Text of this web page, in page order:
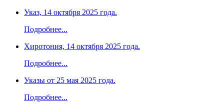
Указ, 14 октября 2025 года.
Подробнее...
Хиротония, 14 октября 2025 года.
Подробнее...
Указы от 25 мая 2025 года.
Подробнее...